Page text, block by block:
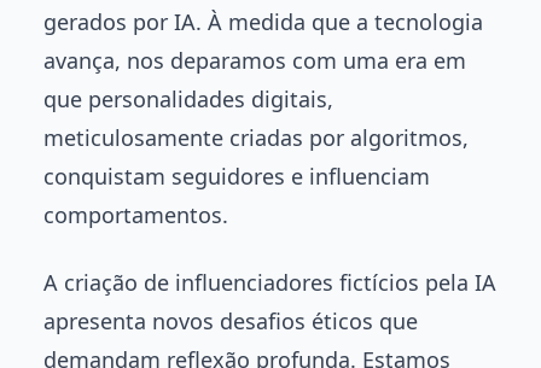
gerados por IA. À medida que a tecnologia
avança, nos deparamos com uma era em
que personalidades digitais,
meticulosamente criadas por algoritmos,
conquistam seguidores e influenciam
comportamentos.
A criação de influenciadores fictícios pela IA
apresenta novos desafios éticos que
demandam reflexão profunda. Estamos